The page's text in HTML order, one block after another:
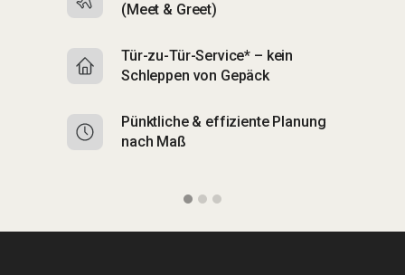
(Meet & Greet)
Tür-zu-Tür-Service* – kein
Schleppen von Gepäck
Pünktliche & effiziente Planung
nach Maß